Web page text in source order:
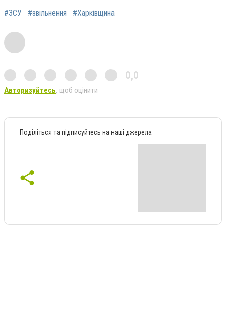
#ЗСУ #звільнення #Харківщина
0,0
Авторизуйтесь, щоб оцінити
Поділіться та підписуйтесь на наші джерела